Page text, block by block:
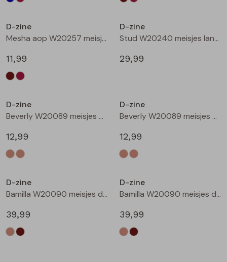
D-zine
Mesha aop W20257 meisjes t-shirts lange mouw Wijnrood
11,99
D-zine
Stud W20240 meisjes lange broek Denim grey
29,99
D-zine
Beverly W20089 meisjes T-shirt korte mouw Ecru
12,99
D-zine
Beverly W20089 meisjes T-shirt korte mouw Ecru melee
12,99
D-zine
Bamilla W20090 meisjes denim jack Kit
39,99
D-zine
Bamilla W20090 meisjes denim jack Bruin
39,99